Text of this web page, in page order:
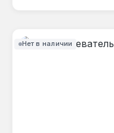
Нет в наличии